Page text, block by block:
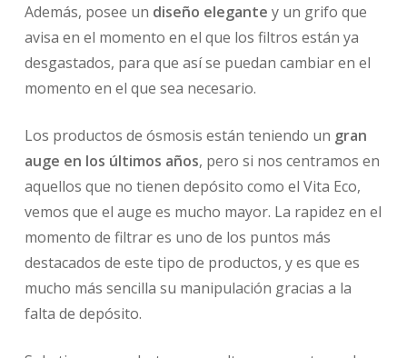
Además, posee un diseño elegante y un grifo que
avisa en el momento en el que los filtros están ya
desgastados, para que así se puedan cambiar en el
momento en el que sea necesario.
Los productos de ósmosis están teniendo un gran
auge en los últimos años, pero si nos centramos en
aquellos que no tienen depósito como el Vita Eco,
vemos que el auge es mucho mayor. La rapidez en el
momento de filtrar es uno de los puntos más
destacados de este tipo de productos, y es que es
mucho más sencilla su manipulación gracias a la
falta de depósito.